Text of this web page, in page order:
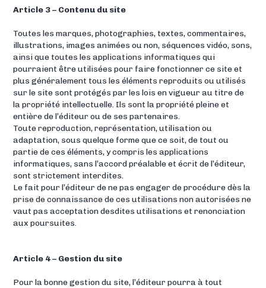
Article 3 – Contenu du site
Toutes les marques, photographies, textes, commentaires,
illustrations, images animées ou non, séquences vidéo, sons,
ainsi que toutes les applications informatiques qui
pourraient être utilisées pour faire fonctionner ce site et
plus généralement tous les éléments reproduits ou utilisés
sur le site sont protégés par les lois en vigueur au titre de
la propriété intellectuelle. Ils sont la propriété pleine et
entière de l’éditeur ou de ses partenaires.
Toute reproduction, représentation, utilisation ou
adaptation, sous quelque forme que ce soit, de tout ou
partie de ces éléments, y compris les applications
informatiques, sans l’accord préalable et écrit de l’éditeur,
sont strictement interdites.
Le fait pour l’éditeur de ne pas engager de procédure dès la
prise de connaissance de ces utilisations non autorisées ne
vaut pas acceptation desdites utilisations et renonciation
aux poursuites.
Article 4 – Gestion du site
Pour la bonne gestion du site, l’éditeur pourra à tout